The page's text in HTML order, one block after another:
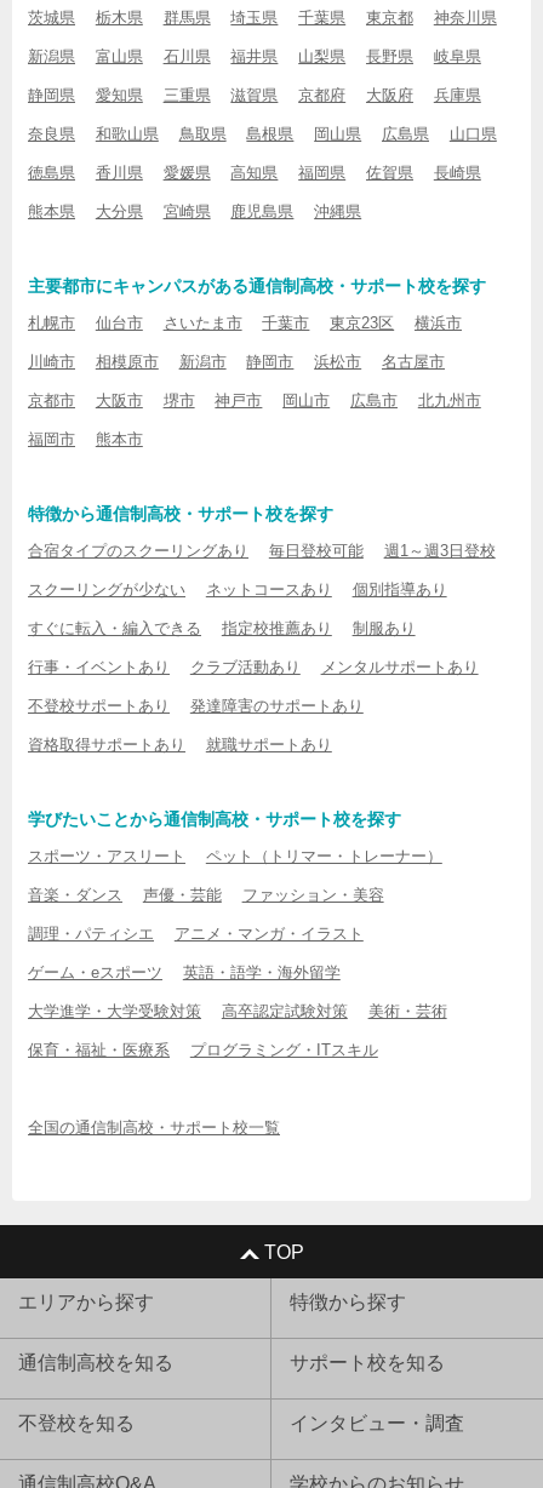
茨城県 栃木県 群馬県 埼玉県 千葉県 東京都 神奈川県
新潟県 富山県 石川県 福井県 山梨県 長野県 岐阜県
静岡県 愛知県 三重県 滋賀県 京都府 大阪府 兵庫県
奈良県 和歌山県 鳥取県 島根県 岡山県 広島県 山口県
徳島県 香川県 愛媛県 高知県 福岡県 佐賀県 長崎県
熊本県 大分県 宮崎県 鹿児島県 沖縄県
主要都市にキャンパスがある通信制高校・サポート校を探す
札幌市 仙台市 さいたま市 千葉市 東京23区 横浜市
川崎市 相模原市 新潟市 静岡市 浜松市 名古屋市
京都市 大阪市 堺市 神戸市 岡山市 広島市 北九州市
福岡市 熊本市
特徴から通信制高校・サポート校を探す
合宿タイプのスクーリングあり 毎日登校可能 週1～週3日登校
スクーリングが少ない ネットコースあり 個別指導あり
すぐに転入・編入できる 指定校推薦あり 制服あり
行事・イベントあり クラブ活動あり メンタルサポートあり
不登校サポートあり 発達障害のサポートあり
資格取得サポートあり 就職サポートあり
学びたいことから通信制高校・サポート校を探す
スポーツ・アスリート ペット（トリマー・トレーナー）
音楽・ダンス 声優・芸能 ファッション・美容
調理・パティシエ アニメ・マンガ・イラスト
ゲーム・eスポーツ 英語・語学・海外留学
大学進学・大学受験対策 高卒認定試験対策 美術・芸術
保育・福祉・医療系 プログラミング・ITスキル
全国の通信制高校・サポート校一覧
TOP
エリアから探す 特徴から探す
通信制高校を知る サポート校を知る
不登校を知る インタビュー・調査